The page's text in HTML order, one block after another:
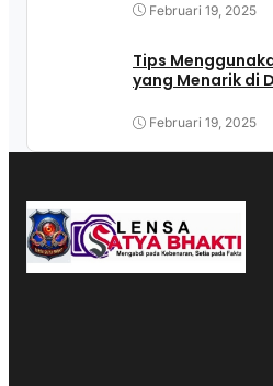
Februari 19, 2025
Tips
yang Menarik di
Februari 19, 2025